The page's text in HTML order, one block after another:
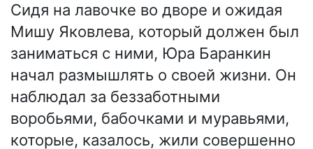
Сидя на лавочке во дворе и ожидая
Мишу Яковлева, который должен был
заниматься с ними, Юра Баранкин
начал размышлять о своей жизни. Он
наблюдал за беззаботными
воробьями, бабочками и муравьями,
которые, казалось, жили совершенно